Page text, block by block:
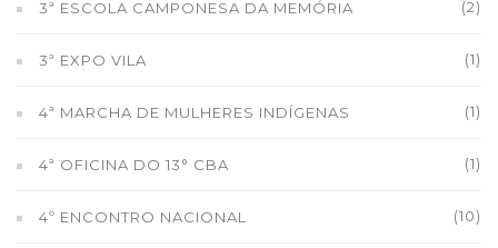
3ª ESCOLA CAMPONESA DA MEMÓRIA (2)
3ª EXPO VILA (1)
4ª MARCHA DE MULHERES INDÍGENAS (1)
4ª OFICINA DO 13° CBA (1)
4º ENCONTRO NACIONAL (10)